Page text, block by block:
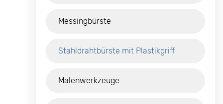
Messingbürste
Stahldrahtbürste mit Plastikgriff
Malenwerkzeuge